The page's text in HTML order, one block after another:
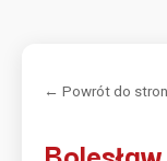
← Powrót do